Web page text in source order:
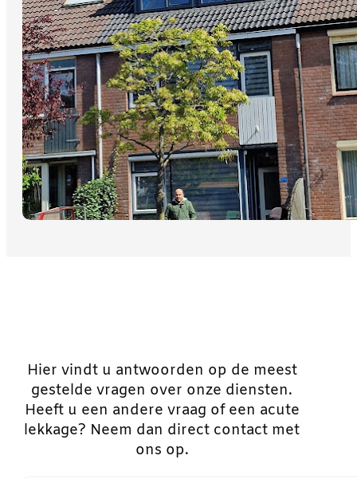
Hier vindt u antwoorden op de meest
gestelde vragen over onze diensten.
Heeft u een andere vraag of een acute
lekkage? Neem dan direct contact met
ons op.